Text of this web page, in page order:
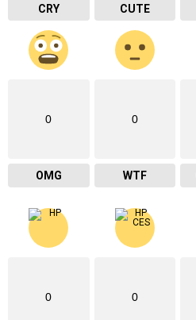
CRY CUTE
0
OMG
0
WTF
0 0